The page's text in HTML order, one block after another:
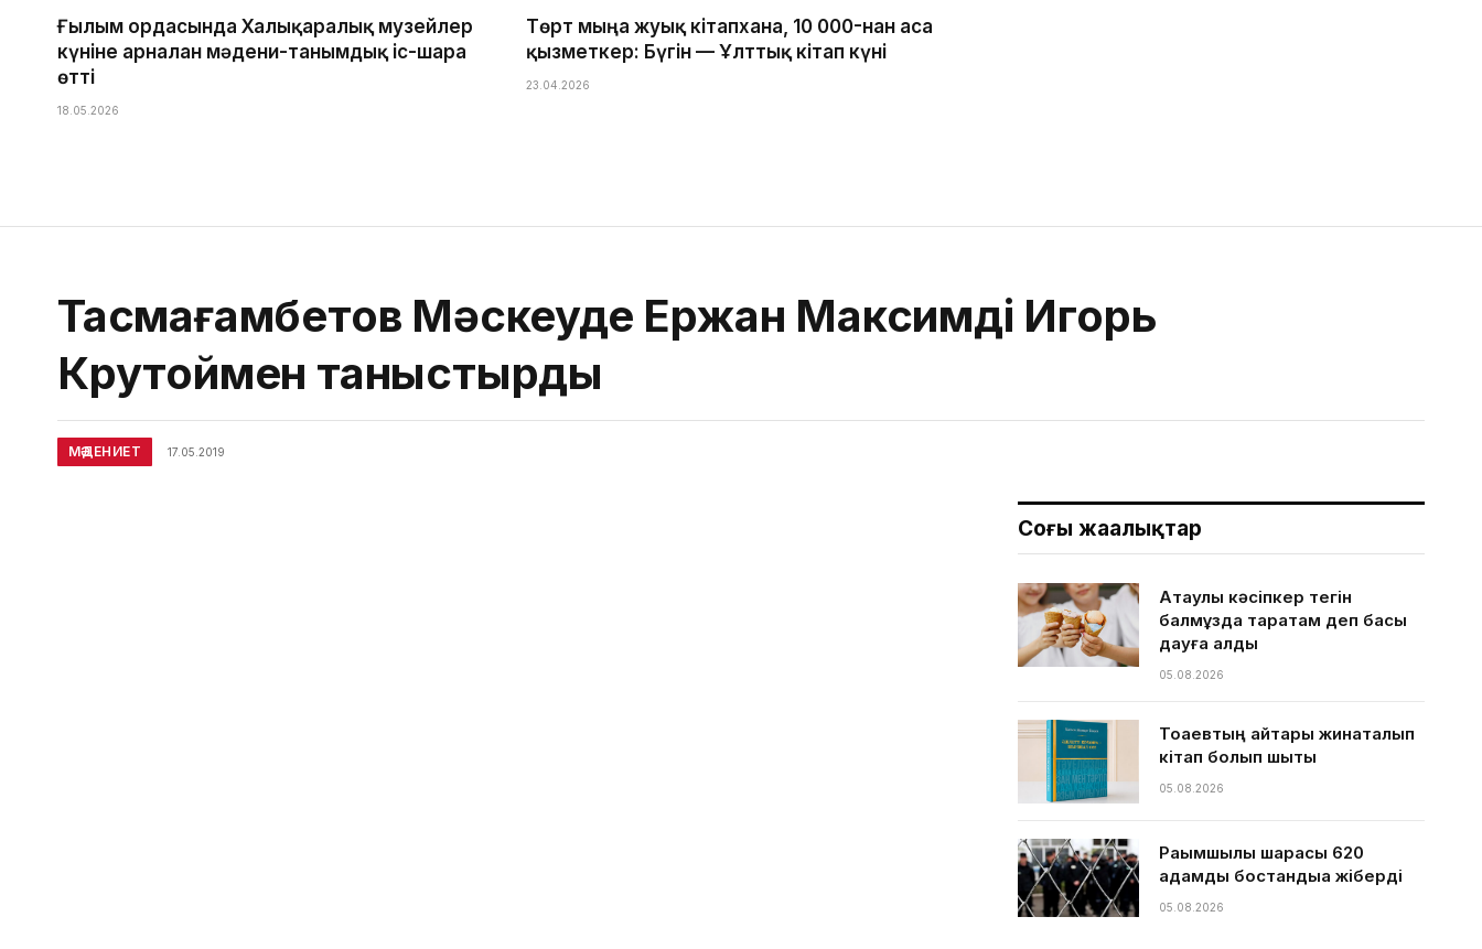
Ғылым ордасында Халықаралық музейлер
күніне арналған мәдени-танымдық іс-шара
өтті
18.05.2026
Төрт мыңға жуық кітапхана, 10 000-нан аса
қызметкер: Бүгін — Ұлттық кітап күні
23.04.2026
Тасмағамбетов Мәскеуде Ержан Максимді Игорь
Крутоймен таныстырды
МӘДЕНИЕТ 17.05.2019
Соңғы жаңалықтар
Ақтаулық кәсіпкер тегін
балмұздақ таратам деп басы
дауға қалды
05.08.2026
Тоқаевтың айтқары жинақталып
кітап болып шықты
05.08.2026
Рақымшылық шарасы 620
адамды бостандыққа жіберді
05.08.2026